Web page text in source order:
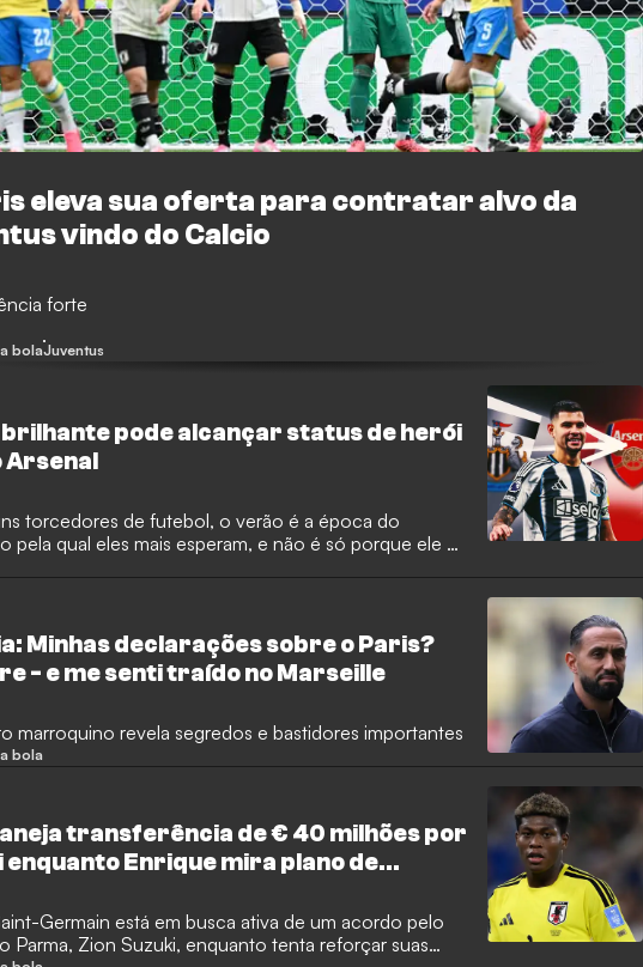
eleva sua oferta para contratar alvo da
vindo do Calcio
forte
bolaJuventus
pode alcançar status de herói
Arsenal
torcedores de futebol, o verão é a época do
pela qual eles mais esperam, e não é só porque ele é
por uma Copa do Mundo a cada quatro anos! Na
movimentada, com alguns nomes de peso
transferências milionárias antes do fechamento da
1º de setembro.
Minhas declarações sobre o Paris?
- e me senti traído no Marseille
marroquino revela segredos e bastidores importantes
bola
transferência de € 40 milhões por
enquanto Enrique mira plano de
Germain está em busca ativa de um acordo pelo
Parma, Zion Suzuki, enquanto tenta reforçar suas